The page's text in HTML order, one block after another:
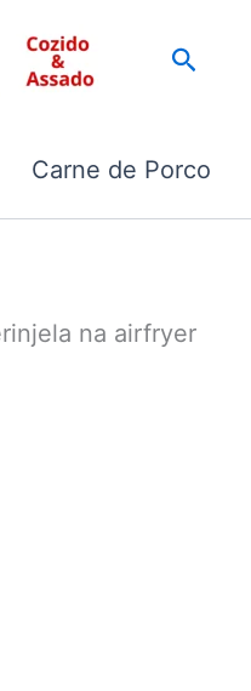
Carne de Porco
na airfryer